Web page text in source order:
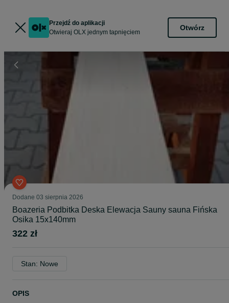
Przejdź do aplikacji
Otwieraj OLX jednym tapnięciem
Otwórz
Dodane 03 sierpnia 2026
Boazeria Podbitka Deska Elewacja Sauny sauna Fińska
Osika 15x140mm
322 zł
Stan: Nowe
OPIS